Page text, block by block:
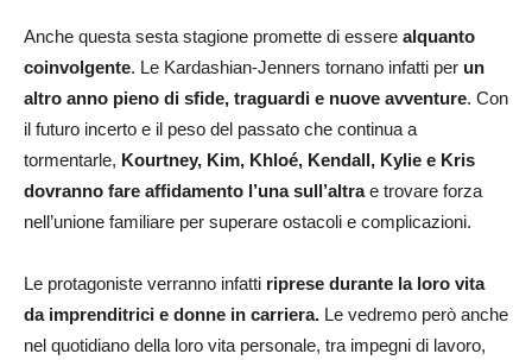
Anche questa sesta stagione promette di essere alquanto
coinvolgente. Le Kardashian-Jenners tornano infatti per un
altro anno pieno di sfide, traguardi e nuove avventure. Con
il futuro incerto e il peso del passato che continua a
tormentarle, Kourtney, Kim, Khloé, Kendall, Kylie e Kris
dovranno fare affidamento l’una sull’altrae trovare forza
nell’unione familiare per superare ostacoli e complicazioni.
Le protagoniste verranno infatti riprese durante la loro vita
da imprenditrici e donne in carriera. Le vedremo però anche
nel quotidiano della loro vita personale, tra impegni di lavoro,